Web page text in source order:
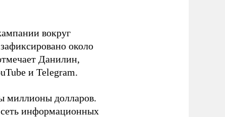
вокруг
около
Данилин,
и Telegram.
миллионы долларов.
информационных